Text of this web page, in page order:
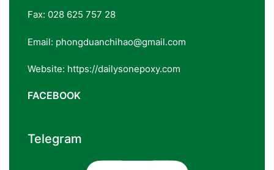
Fax: 028 625 757 28
Email: phongduanchihao@gmail.com
Website: https://dailysonepoxy.com
FACEBOOK
Telegram